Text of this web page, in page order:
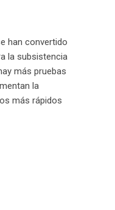
han convertido
la subsistencia
más pruebas
la
más rápidos